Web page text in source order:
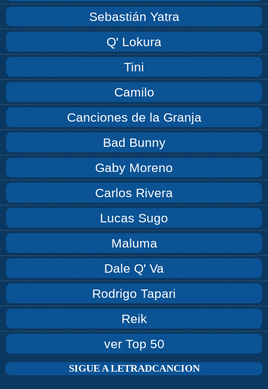
Sebastián Yatra
Q' Lokura
Tini
Camilo
Canciones de la Granja
Bad Bunny
Gaby Moreno
Carlos Rivera
Lucas Sugo
Maluma
Dale Q' Va
Rodrigo Tapari
Reik
ver Top 50
SIGUE A LETRADCANCION